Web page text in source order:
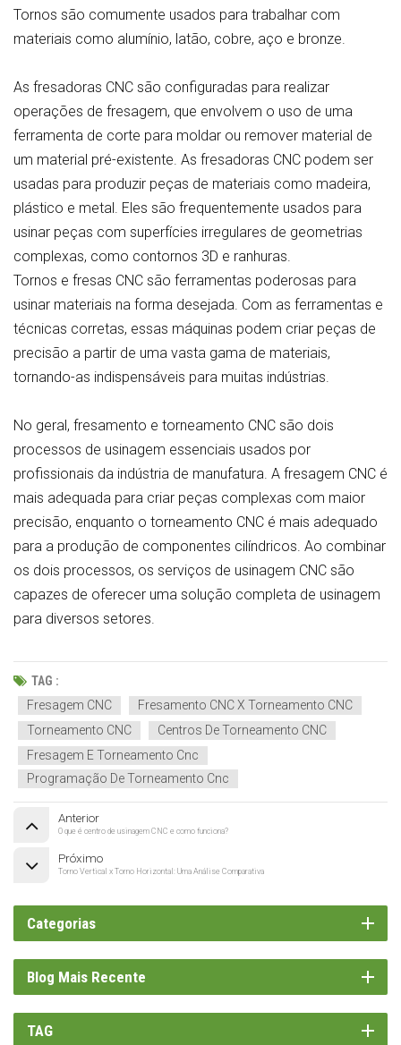
Tornos são comumente usados para trabalhar com
materiais como alumínio, latão, cobre, aço e bronze.
As fresadoras CNC são configuradas para realizar
operações de fresagem, que envolvem o uso de uma
ferramenta de corte para moldar ou remover material de
um material pré-existente. As fresadoras CNC podem ser
usadas para produzir peças de materiais como madeira,
plástico e metal. Eles são frequentemente usados para
usinar peças com superfícies irregulares de geometrias
complexas, como contornos 3D e ranhuras.
Tornos e fresas CNC são ferramentas poderosas para
usinar materiais na forma desejada. Com as ferramentas e
técnicas corretas, essas máquinas podem criar peças de
precisão a partir de uma vasta gama de materiais,
tornando-as indispensáveis para muitas indústrias.
No geral, fresamento e torneamento CNC são dois
processos de usinagem essenciais usados por
profissionais da indústria de manufatura. A fresagem CNC é
mais adequada para criar peças complexas com maior
precisão, enquanto o torneamento CNC é mais adequado
para a produção de componentes cilíndricos. Ao combinar
os dois processos, os serviços de usinagem CNC são
capazes de oferecer uma solução completa de usinagem
para diversos setores.
TAG :
Fresagem CNC
Fresamento CNC X Torneamento CNC
Torneamento CNC
Centros De Torneamento CNC
Fresagem E Torneamento Cnc
Programação De Torneamento Cnc
Anterior
O que é centro de usinagem CNC e como funciona?
Próximo
Torno Vertical x Torno Horizontal: Uma Análise Comparativa
Categorias
Blog Mais Recente
TAG